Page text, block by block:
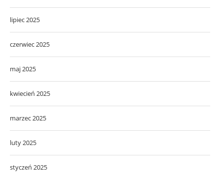
lipiec 2025
czerwiec 2025
maj 2025
kwiecień 2025
marzec 2025
luty 2025
styczeń 2025